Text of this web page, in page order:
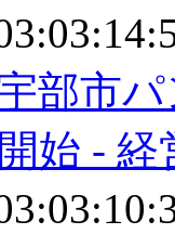
宇部市
始 -